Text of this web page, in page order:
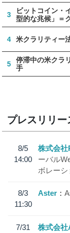
3
ビットコイン・
型的な兆候」＝
4 米クラリティー
5
停滞中の米クラ
手
プレスリリー
8/5
14:00
株式会
ーバル
ボレーシ
8/3
11:30
Aster
7/31
株式会